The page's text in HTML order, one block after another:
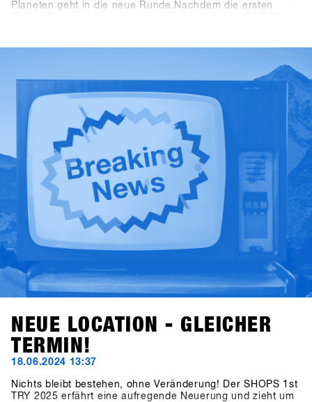
Planeten geht in die neue Runde.Nachdem die ersten
Location.Die Registrierung startet am 6. November über
die SHOPS 1st BASE.Melde deinen Shop frühzeitig an und
sichere dir bis zum 6. Dezember das exklusive Early-Bird-
Angebot. Sei dabei und teste vom 19. bis zum 21. Januar
die neuesten Produkte der über 80 Aussteller!
NEUE LOCATION - GLEICHER
TERMIN!
18.06.2024 13:37
Nichts bleibt bestehen, ohne Veränderung! Der SHOPS 1st
TRY 2025 erfährt eine aufregende Neuerung und zieht um